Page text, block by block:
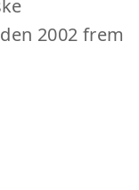
2002 frem